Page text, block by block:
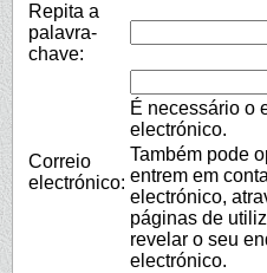
Repita a
palavra-
chave:
Correio
electrónico:
É necessário o
electrónico.
Também pode
entrem em
electrónico,
páginas de
revelar o seu
electrónico.